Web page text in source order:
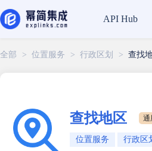
全部 > 位置服务 > 行政区划 > 查找
查找地区 通
位置服务 行政区
API Hub